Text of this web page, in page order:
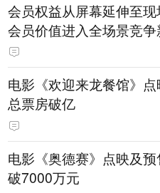
会员权益从屏幕延伸至现场 长
会员价值进入全场景竞
电影《欢迎来龙餐馆》
总票房破亿
电影《奥德赛》点映及
破7000万元